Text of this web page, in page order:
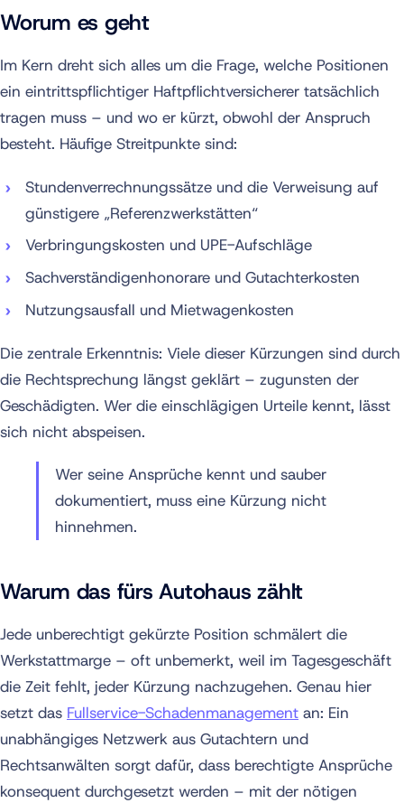
Worum es geht
Im Kern dreht sich alles um die Frage, welche Positionen
ein eintrittspflichtiger Haftpflichtversicherer tatsächlich
tragen muss – und wo er kürzt, obwohl der Anspruch
besteht. Häufige Streitpunkte sind:
Stundenverrechnungssätze und die Verweisung auf
günstigere „Referenzwerkstätten“
Verbringungskosten und UPE-Aufschläge
Sachverständigenhonorare und Gutachterkosten
Nutzungsausfall und Mietwagenkosten
Die zentrale Erkenntnis: Viele dieser Kürzungen sind durch
die Rechtsprechung längst geklärt – zugunsten der
Geschädigten. Wer die einschlägigen Urteile kennt, lässt
sich nicht abspeisen.
Wer seine Ansprüche kennt und sauber
dokumentiert, muss eine Kürzung nicht
hinnehmen.
Warum das fürs Autohaus zählt
Jede unberechtigt gekürzte Position schmälert die
Werkstattmarge – oft unbemerkt, weil im Tagesgeschäft
die Zeit fehlt, jeder Kürzung nachzugehen. Genau hier
setzt das Fullservice-Schadenmanagement an: Ein
unabhängiges Netzwerk aus Gutachtern und
Rechtsanwälten sorgt dafür, dass berechtigte Ansprüche
konsequent durchgesetzt werden – mit der nötigen